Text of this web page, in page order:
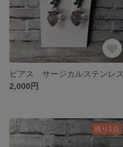
ピアス サージカルステンレス
2,000円
残り1点